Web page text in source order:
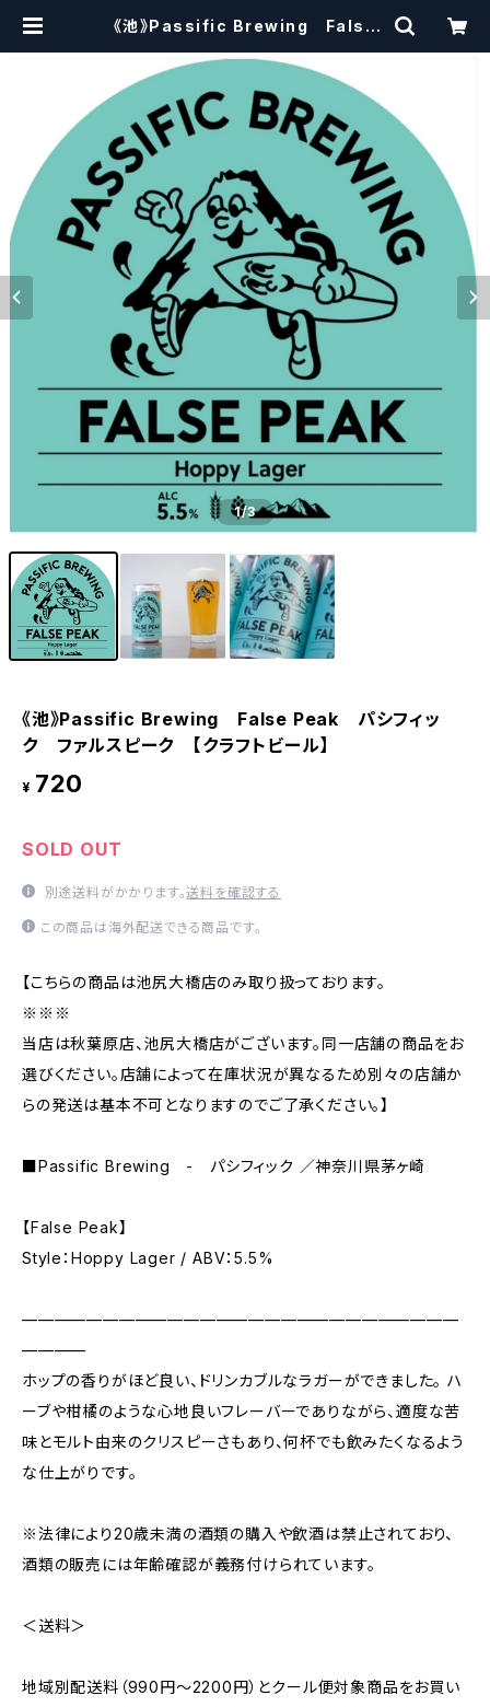
《池》Passific Brewing False
ク 【クラフトビール】 | craftbeer
1/3
《池》Passific Brewing False Peak パシフィッ
ク ファルスピーク 【クラフトビール】
¥ 720
SOLD OUT
別途送料がかかります。送料を確認する
この商品は海外配送できる商品です。
【こちらの商品は池尻大橋店のみ取り扱っております。
※※※
当店は秋葉原店、池尻大橋店がございます。同一店舗の商品をお
選びください。店舗によって在庫状況が異なるため別々の店舗か
らの発送は基本不可となりますのでご了承ください。】
■Passific Brewing - パシフィック ／神奈川県茅ヶ崎
【False Peak】
Style：Hoppy Lager / ABV：5.5%
———————————————————————————
————
ホップの香りがほど良い、ドリンカブルなラガーができました。 ハ
ーブや柑橘のような心地良いフレーバーでありながら、適度な苦
味とモルト由来のクリスピーさもあり、何杯でも飲みたくなるよう
な仕上がりです。
※法律により20歳未満の酒類の購入や飲酒は禁止されており、
酒類の販売には年齢確認が義務付けられています。
＜送料＞
地域別配送料（990円～2200円）とクール便対象商品をお買い